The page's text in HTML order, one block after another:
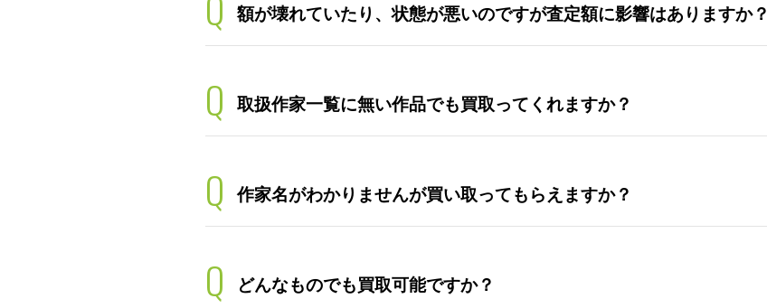
額が壊れていたり、状態が悪いのですが査定額に影響はありますか？
Q 取扱作家一覧に無い作品でも買取ってくれますか？
Q 作家名がわかりませんが買い取ってもらえますか？
Q どんなものでも買取可能ですか？